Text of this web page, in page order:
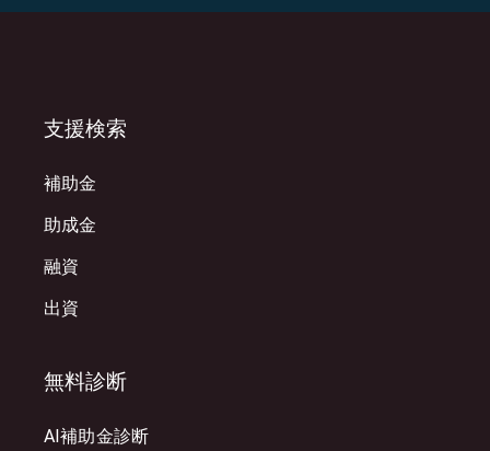
支援検索
補助金
助成金
融資
出資
無料診断
AI補助金診断